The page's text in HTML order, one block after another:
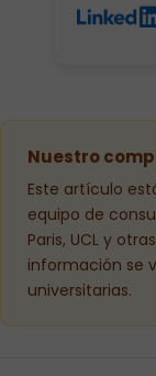
Nuestro
Este artículo
equipo de
Paris, UCL y
información se
universitarias.